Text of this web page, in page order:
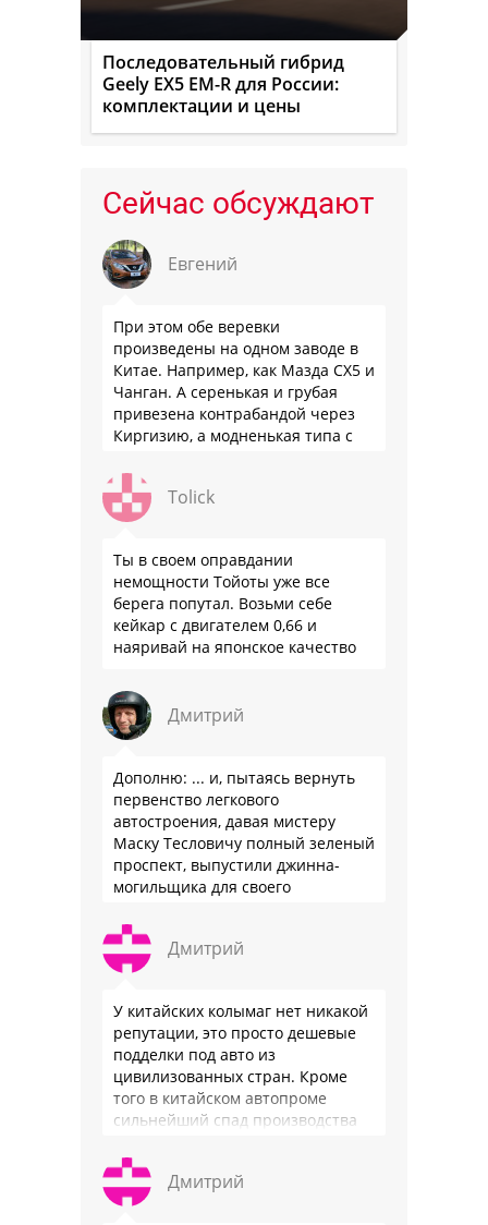
Последовательный гибрид
Geely EX5 EM-R для России:
комплектации и цены
Сейчас обсуждают
Евгений
При этом обе веревки
произведены на одном заводе в
Китае. Например, как Мазда СХ5 и
Чанган. А серенькая и грубая
привезена контрабандой через
Киргизию, а модненькая типа с
Tolick
Ты в своем оправдании
немощности Тойоты уже все
берега попутал. Возьми себе
кейкар с двигателем 0,66 и
наяривай на японское качество
Дмитрий
Дополню: ... и, пытаясь вернуть
первенство легкового
автостроения, давая мистеру
Маску Тесловичу полный зеленый
проспект, выпустили джинна-
могильщика для своего
Дмитрий
У китайских колымаг нет никакой
репутации, это просто дешевые
подделки под авто из
цивилизованных стран. Кроме
того в китайском автопроме
сильнейший спад производства
почти все китайские
производители работают …
Дмитрий